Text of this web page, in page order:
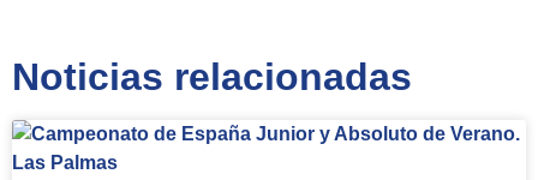
Noticias relacionadas